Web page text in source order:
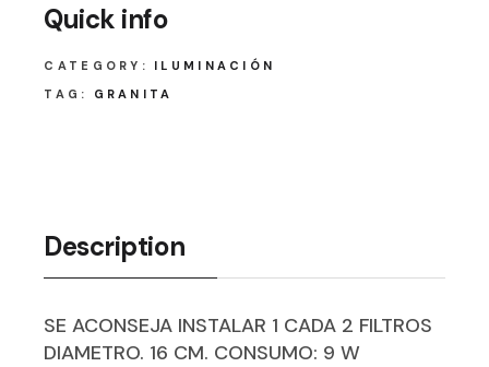
Quick info
CATEGORY:
ILUMINACIÓN
TAG:
GRANITA
Description
SE ACONSEJA INSTALAR 1 CADA 2 FILTROS
DIAMETRO. 16 CM. CONSUMO: 9 W